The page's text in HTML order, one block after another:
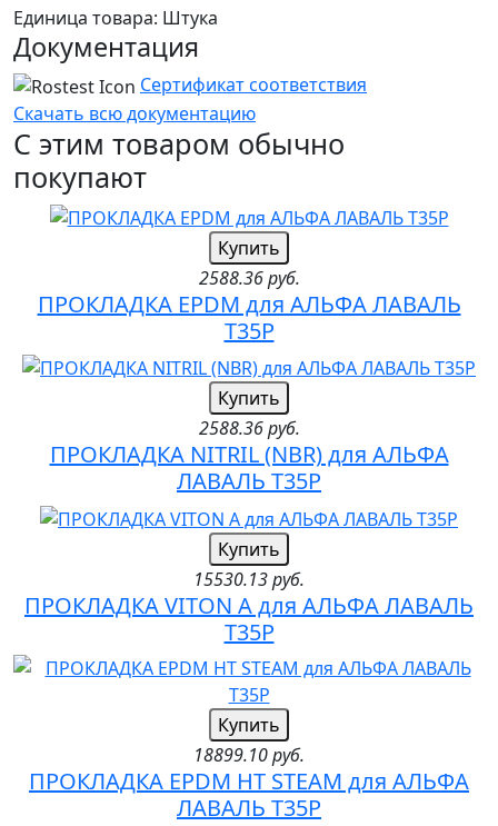
Единица товара: Штука
Документация
Сертификат соответствия
Скачать всю документацию
С этим товаром обычно
покупают
Купить
2588.36 руб.
ПРОКЛАДКА EPDM для АЛЬФА ЛАВАЛЬ
T35P
Купить
2588.36 руб.
ПРОКЛАДКА NITRIL (NBR) для АЛЬФА
ЛАВАЛЬ T35P
Купить
15530.13 руб.
ПРОКЛАДКА VITON A для АЛЬФА ЛАВАЛЬ
T35P
Купить
18899.10 руб.
ПРОКЛАДКА EPDM HT STEAM для АЛЬФА
ЛАВАЛЬ T35P